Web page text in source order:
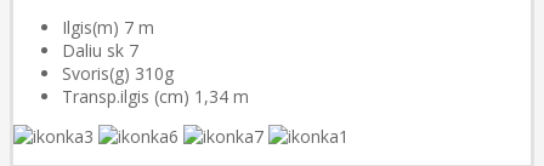
Ilgis(m) 7 m
Daliu sk 7
Svoris(g) 310g
Transp.ilgis (cm) 1,34 m